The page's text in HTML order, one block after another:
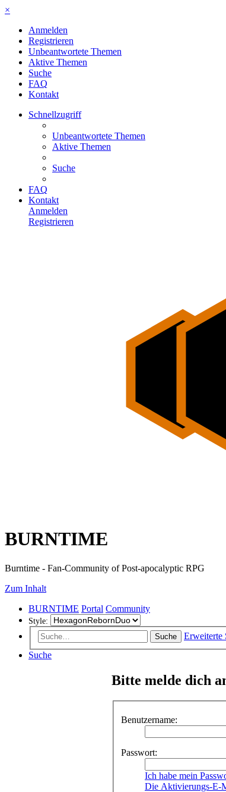
×
Anmelden
Registrieren
Unbeantwortete Themen
Aktive Themen
Suche
FAQ
Kontakt
Schnellzugriff
Unbeantwortete Themen
Aktive Themen
Suche
FAQ
Kontakt
Anmelden
Registrieren
BURNTIME
Burntime - Fan-Community of Post-apocalyptic RPG
Zum Inhalt
BURNTIME Portal Community
Style:
Suche
Erweiterte
Suche
Bitte melde dich
Benutzername:
Passwort:
Ich habe mein
Die Aktivierungs-E-